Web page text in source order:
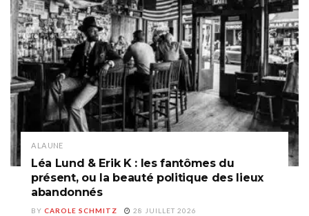
A LA UNE
Léa Lund & Erik K : les fantômes du
présent, ou la beauté politique des lieux
abandonnés
BY CAROLE SCHMITZ 28 JUILLET 2026